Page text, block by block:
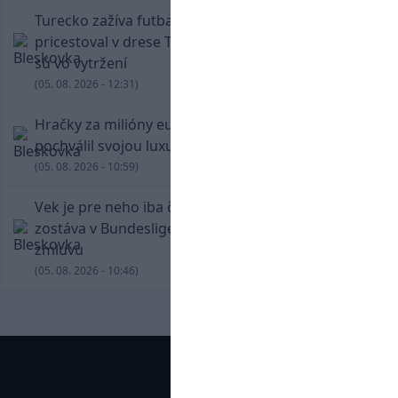
Turecko zažíva futbalové šialenstvo! Salah
pricestoval v drese Trabzonsporu, fanúšikovia
sú vo vytržení
(05. 08. 2026 - 12:31)
Hračky za milióny eur! Cristiano Ronaldo sa
pochválil svojou luxusnou zbierkou áut
(05. 08. 2026 - 10:59)
Vek je pre neho iba číslo! Štyridsaťročný Džeko
zostáva v Bundeslige, so Schalke predĺžil
zmluvu
(05. 08. 2026 - 10:46)